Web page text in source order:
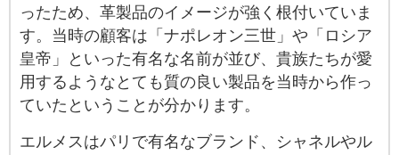
ったため、革製品のイメージが強く根付いていま
す。当時の顧客は「ナポレオン三世」や「ロシア
皇帝」といった有名な名前が並び、貴族たちが愛
用するようなとても質の良い製品を当時から作っ
ていたということが分かります。
エルメスはパリで有名なブランド、シャネルやル